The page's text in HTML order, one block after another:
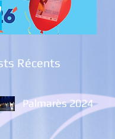
Récents
Palmarès 2024